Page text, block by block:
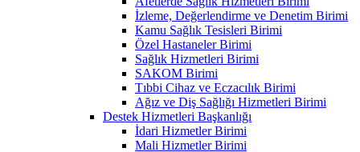
İzleme, Değerlendirme ve Denetim Birimi
Kamu Sağlık Tesisleri Birimi
Özel Hastaneler Birimi
Sağlık Hizmetleri Birimi
SAKOM Birimi
Tıbbi Cihaz ve Eczacılık Birimi
Ağız ve Diş Sağlığı Hizmetleri Birimi
Destek Hizmetleri Başkanlığı
İdari Hizmetler Birimi
Mali Hizmetler Birimi